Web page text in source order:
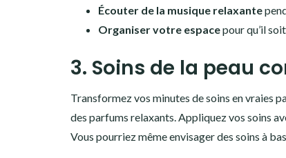
Écouter de la musique relaxante
Organiser votre espacepour qu’il
3. Soins de la peau
Transformez vos minutes de soins en vraies
des parfums relaxants. Appliquez vos soins
Vous pourriez même envisager des soins à